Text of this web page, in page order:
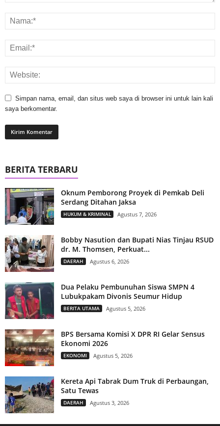
Simpan nama, email, dan situs web saya di browser ini untuk lain kali
saya berkomentar.
BERITA TERBARU
Oknum Pemborong Proyek di Pemkab Deli
Serdang Ditahan Jaksa
HUKUM & KRIMINAL Agustus 7, 2026
Bobby Nasution dan Bupati Nias Tinjau RSUD
dr. M. Thomsen, Perkuat...
DAERAH Agustus 6, 2026
Dua Pelaku Pembunuhan Siswa SMPN 4
Lubukpakam Divonis Seumur Hidup
BERITA UTAMA Agustus 5, 2026
BPS Bersama Komisi X DPR RI Gelar Sensus
Ekonomi 2026
EKONOMI Agustus 5, 2026
Kereta Api Tabrak Dum Truk di Perbaungan,
Satu Tewas
DAERAH Agustus 3, 2026